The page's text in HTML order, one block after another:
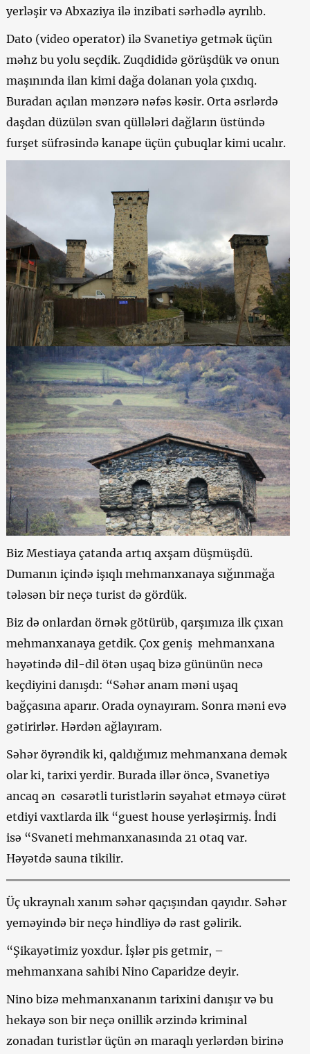
yerləşir və Abxaziya ilə inzibati sərhədlə ayrılıb.
Dato (video operator) ilə Svanetiyə getmək üçün
məhz bu yolu seçdik. Zuqdididə görüşdük və onun
maşınında ilan kimi dağa dolanan yola çıxdıq.
Buradan açılan mənzərə nəfəs kəsir. Orta əsrlərdə
daşdan düzülən svan qüllələri dağların üstündə
furşet süfrəsində kanape üçün çubuqlar kimi ucalır.
Biz Mestiaya çatanda artıq axşam düşmüşdü.
Dumanın içində işıqlı mehmanxanaya sığınmağa
tələsən bir neçə turist də gördük.
Biz də onlardan örnək götürüb, qarşımıza ilk çıxan
mehmanxanaya getdik. Çox geniş mehmanxana
həyətində dil-dil ötən uşaq bizə gününün necə
keçdiyini danışdı: “Səhər anam məni uşaq
bağçasına aparır. Orada oynayıram. Sonra məni evə
gətirirlər. Hərdən ağlayıram.
Səhər öyrəndik ki, qaldığımız mehmanxana demək
olar ki, tarixi yerdir. Burada illər öncə, Svanetiyə
ancaq ən cəsarətli turistlərin səyahət etməyə cürət
etdiyi vaxtlarda ilk “guest house yerləşirmiş. İndi
isə “Svaneti mehmanxanasında 21 otaq var.
Həyətdə sauna tikilir.
Üç ukraynalı xanım səhər qaçışından qayıdır. Səhər
yeməyində bir neçə hindliyə də rast gəlirik.
“Şikayətimiz yoxdur. İşlər pis getmir, –
mehmanxana sahibi Nino Caparidze deyir.
Nino bizə mehmanxananın tarixini danışır və bu
hekayə son bir neçə onillik ərzində kriminal
zonadan turistlər üçün ən maraqlı yerlərdən birinə